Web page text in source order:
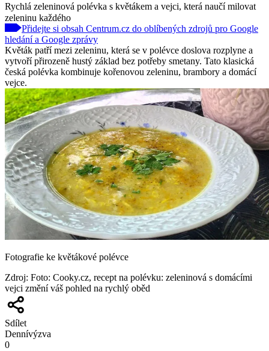
Rychlá zeleninová polévka s květákem a vejci, která naučí milovat
zeleninu každého
Přidejte si obsah Centrum.cz do oblíbených zdrojů pro Google
hledání a Google zprávy
Květák patří mezi zeleninu, která se v polévce doslova rozplyne a
vytvoří přirozeně hustý základ bez potřeby smetany. Tato klasická
česká polévka kombinuje kořenovou zeleninu, brambory a domácí
vejce.
Fotografie ke květákové polévce
Zdroj: Foto: Cooky.cz, recept na polévku: zeleninová s domácími
vejci změní váš pohled na rychlý oběd
Sdílet
Dennívýzva
0